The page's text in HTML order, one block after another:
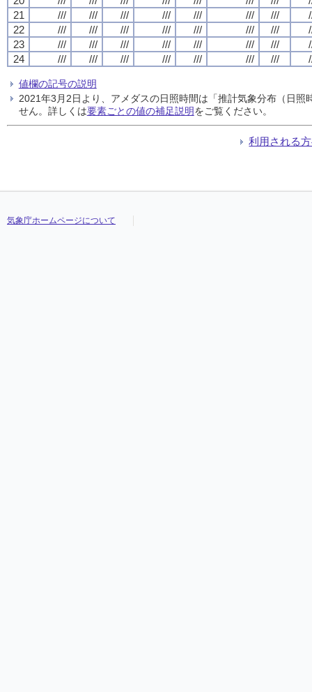
21
/// /// /// /// /// /// ///
22
/// /// /// /// /// /// ///
23
/// /// /// /// /// /// ///
24
/// /// /// /// /// /// ///
値欄の記号の説明
2021年3月2日より、アメダスの日照時間は「推計気象分布（日
せん。詳しくは要素ごとの値の補足説明をご覧ください。
利用される
気象庁ホームページについて